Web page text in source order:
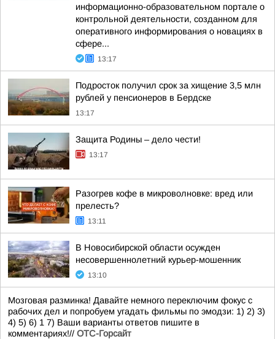
информационно-образовательном портале о
контрольной деятельности, созданном для
оперативного информирования о новациях в
сфере...
13:17
Подросток получил срок за хищение 3,5 млн
рублей у пенсионеров в Бердске
13:17
Защита Родины – дело чести!
13:17
Разогрев кофе в микроволновке: вред или
прелесть?
13:11
В Новосибирской области осужден
несовершеннолетний курьер-мошенник
13:10
Мозговая разминка! Давайте немного переключим фокус с
рабочих дел и попробуем угадать фильмы по эмодзи: 1) 2) 3)
4) 5) 6) 1 7) Ваши варианты ответов пишите в
комментариях!// ОТС-Горсайт